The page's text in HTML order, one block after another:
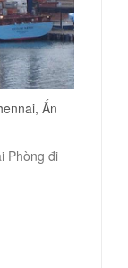
Ấn
Phòng đi